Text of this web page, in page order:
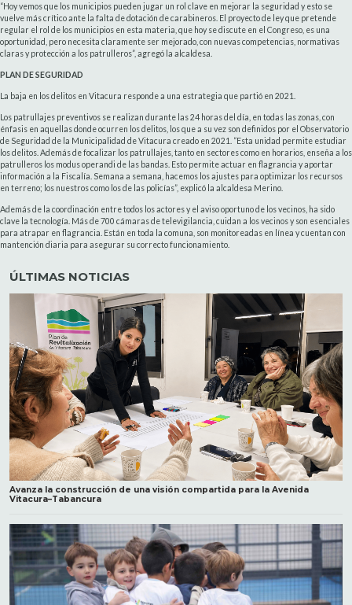
“Hoy vemos que los municipios pueden jugar un rol clave en mejorar la seguridad y esto se
vuelve más crítico ante la falta de dotación de carabineros. El proyecto de ley que pretende
regular el rol de los municipios en esta materia, que hoy se discute en el Congreso, es una
oportunidad, pero necesita claramente ser mejorado, con nuevas competencias, normativas
claras y protección a los patrulleros”, agregó la alcaldesa.
PLAN DE SEGURIDAD
La baja en los delitos en Vitacura responde a una estrategia que partió en 2021.
Los patrullajes preventivos se realizan durante las 24 horas del día, en todas las zonas, con
énfasis en aquellas donde ocurren los delitos, los que a su vez son definidos por el Observatorio
de Seguridad de la Municipalidad de Vitacura creado en 2021. “Esta unidad permite estudiar
los delitos. Además de focalizar los patrullajes, tanto en sectores como en horarios, enseña a los
patrulleros los modus operandi de las bandas. Esto permite actuar en flagrancia y aportar
información a la Fiscalía. Semana a semana, hacemos los ajustes para optimizar los recursos
en terreno; los nuestros como los de las policías”, explicó la alcaldesa Merino.
Además de la coordinación entre todos los actores y el aviso oportuno de los vecinos, ha sido
clave la tecnología. Más de 700 cámaras de televigilancia, cuidan a los vecinos y son esenciales
para atrapar en flagrancia. Están en toda la comuna, son monitoreadas en línea y cuentan con
mantención diaria para asegurar su correcto funcionamiento.
ÚLTIMAS NOTICIAS
Avanza la construcción de una visión compartida para la Avenida
Vitacura–Tabancura